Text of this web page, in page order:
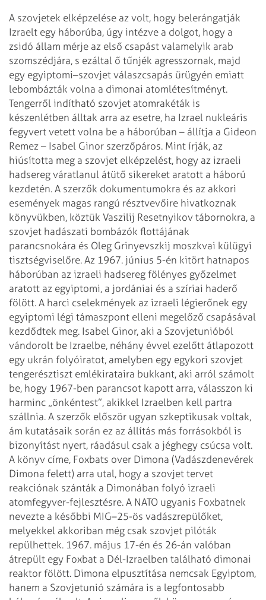
A szovjetek elképzelése az volt, hogy belerángatják
Izraelt egy háborúba, úgy intézve a dolgot, hogy a
zsidó állam mérje az első csapást valamelyik arab
szomszédjára, s ezáltal ő tűnjék agresszornak, majd
egy egyiptomi–szovjet válaszcsapás ürügyén emiatt
lebombázták volna a dimonai atomlétesítményt.
Tengerről indítható szovjet atomrakéták is
készenlétben álltak arra az esetre, ha Izrael nukleáris
fegyvert vetett volna be a háborúban – állítja a Gideon
Remez – Isabel Ginor szerzőpáros. Mint írják, az
hiúsította meg a szovjet elképzelést, hogy az izraeli
hadsereg váratlanul átütő sikereket aratott a háború
kezdetén. A szerzők dokumentumokra és az akkori
események magas rangú résztvevőire hivatkoznak
könyvükben, köztük Vaszilij Resetnyikov tábornokra, a
szovjet hadászati bombázók flottájának
parancsnokára és Oleg Grinyevszkij moszkvai külügyi
tisztségviselőre. Az 1967. június 5-én kitört hatnapos
háborúban az izraeli hadsereg fölényes győzelmet
aratott az egyiptomi, a jordániai és a szíriai haderő
fölött. A harci cselekmények az izraeli légierőnek egy
egyiptomi légi támaszpont elleni megelőző csapásával
kezdődtek meg. Isabel Ginor, aki a Szovjetunióból
vándorolt be Izraelbe, néhány évvel ezelőtt átlapozott
egy ukrán folyóiratot, amelyben egy egykori szovjet
tengerésztiszt emlékirataira bukkant, aki arról számolt
be, hogy 1967-ben parancsot kapott arra, válasszon ki
harminc „önkéntest”, akikkel Izraelben kell partra
szállnia. A szerzők először ugyan szkeptikusak voltak,
ám kutatásaik során ez az állítás más forrásokból is
bizonyítást nyert, ráadásul csak a jéghegy csúcsa volt.
A könyv címe, Foxbats over Dimona (Vadászdenevérek
Dimona felett) arra utal, hogy a szovjet tervet
reakciónak szánták a Dimonában folyó izraeli
atomfegyver-fejlesztésre. A NATO ugyanis Foxbatnek
nevezte a későbbi MIG–25-ös vadászrepülőket,
melyekkel akkoriban még csak szovjet pilóták
repülhettek. 1967. május 17-én és 26-án valóban
átrepült egy Foxbat a Dél-Izraelben található dimonai
reaktor fölött. Dimona elpusztítása nemcsak Egyiptom,
hanem a Szovjetunió számára is a legfontosabb